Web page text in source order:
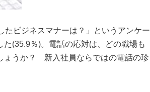
たビジネスマナーは？」というアンケー
(35.9％)。電話の応対は、どの職場も
ょうか？ 新入社員ならではの電話の珍